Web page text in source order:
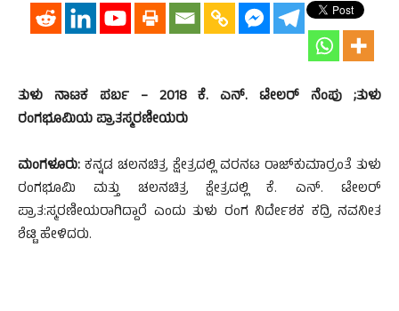
ತುಳು ನಾಟಕ ಪರ್ಬ – 2018 ಕೆ. ಎನ್. ಟೇಲರ್ ನೆಂಪು ;ತುಳು
ರಂಗಭೂಮಿಯ ಪ್ರಾತಸ್ಮರಣೀಯರು
ಮಂಗಳೂರು: ಕನ್ನಡ ಚಲನಚಿತ್ರ ಕ್ಷೇತ್ರದಲ್ಲಿ ವರನಟ ರಾಜ್‍ಕುಮಾರ್‍ರಂತೆ ತುಳು
ರಂಗಭೂಮಿ ಮತ್ತು ಚಲನಚಿತ್ರ ಕ್ಷೇತ್ರದಲ್ಲಿ ಕೆ. ಎನ್. ಟೇಲರ್
ಪ್ರಾತ:ಸ್ಮರಣೀಯರಾಗಿದ್ದಾರೆ ಎಂದು ತುಳು ರಂಗ ನಿರ್ದೇಶಕ ಕದ್ರಿ ನವನೀತ
ಶೆಟ್ಟಿ ಹೇಳಿದರು.